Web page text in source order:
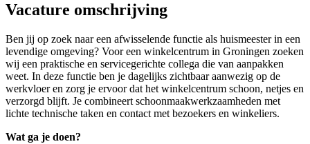
Vacature omschrijving
Ben jij op zoek naar een afwisselende functie als huismeester in een
levendige omgeving? Voor een winkelcentrum in Groningen zoeken
wij een praktische en servicegerichte collega die van aanpakken
weet. In deze functie ben je dagelijks zichtbaar aanwezig op de
werkvloer en zorg je ervoor dat het winkelcentrum schoon, netjes en
verzorgd blijft. Je combineert schoonmaakwerkzaamheden met
lichte technische taken en contact met bezoekers en winkeliers.
Wat ga je doen?